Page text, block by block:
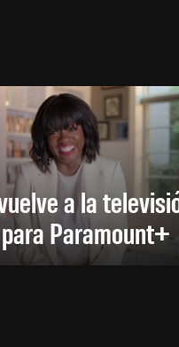
a la
Paramount+